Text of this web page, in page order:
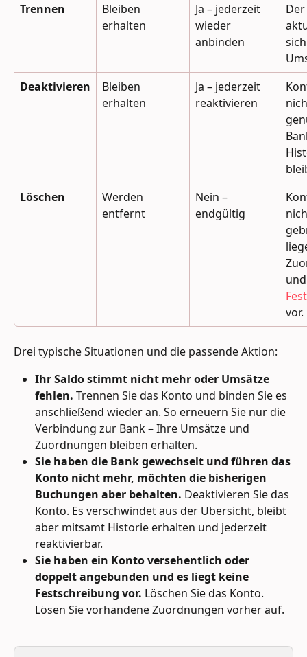
Trennen
Bleiben
erhalten
Ja – jederzeit
wieder
anbinden
Deaktivieren
Bleiben
erhalten
Ja – jederzeit
reaktivieren
Löschen
Werden
entfernt
Nein –
endgültig
vor.
Drei typische Situationen und die passende Aktion:
Ihr Saldo stimmt nicht mehr oder Umsätze
fehlen. Trennen Sie das Konto und binden Sie es
anschließend wieder an. So erneuern Sie nur die
Verbindung zur Bank – Ihre Umsätze und
Zuordnungen bleiben erhalten.
Sie haben die Bank gewechselt und führen das
Konto nicht mehr, möchten die bisherigen
Buchungen aber behalten. Deaktivieren Sie das
Konto. Es verschwindet aus der Übersicht, bleibt
aber mitsamt Historie erhalten und jederzeit
reaktivierbar.
Sie haben ein Konto versehentlich oder
doppelt angebunden und es liegt keine
Festschreibung vor. Löschen Sie das Konto.
Lösen Sie vorhandene Zuordnungen vorher auf.